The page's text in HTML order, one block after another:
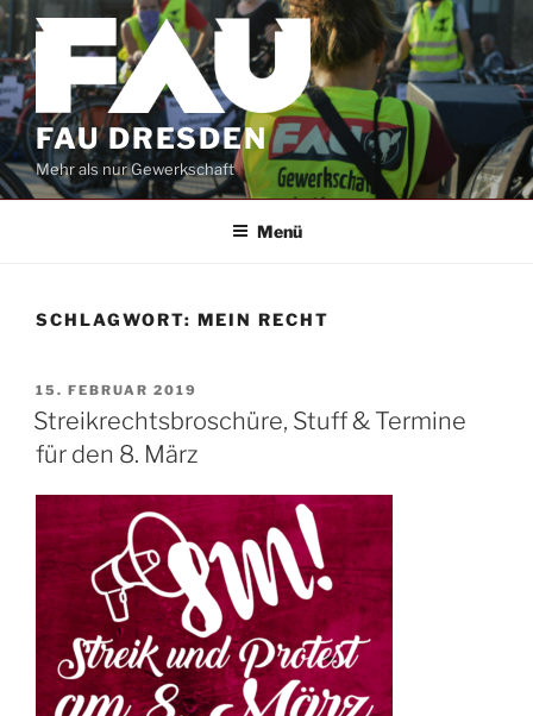
Zum
Inhalt
springen
FAU DRESDEN
Mehr als nur Gewerkschaft
Menü
SCHLAGWORT: MEIN RECHT
VERÖFFENTLICHT
AM
15. FEBRUAR 2019
Streikrechtsbroschüre, Stuff & Termine
für den 8. März